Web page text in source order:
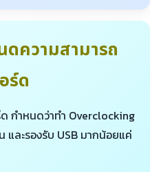
ความสามารถ
ร์ด
กำหนดว่าทำ Overclocking
และรองรับ USB มากน้อยแค่